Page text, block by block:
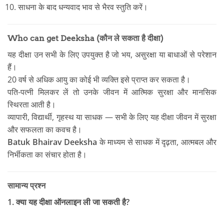
साधना के बाद धन्यवाद भाव से भैरव स्तुति करें।
Who can get Deeksha (कौन ले सकता है दीक्षा)
यह दीक्षा उन सभी के लिए उपयुक्त है जो भय, असुरक्षा या बाधाओं से परेशान
हैं।
20 वर्ष से अधिक आयु का कोई भी व्यक्ति इसे प्राप्त कर सकता है।
पति-पत्नी मिलकर लें तो उनके जीवन में आत्मिक सुरक्षा और मानसिक
स्थिरता आती है।
व्यापारी, विद्यार्थी, गृहस्थ या साधक — सभी के लिए यह दीक्षा जीवन में सुरक्षा
और सफलता का कवच है।
Batuk Bhairav Deeksha के माध्यम से साधक में दृढ़ता, आत्मबल और
निर्भीकता का संचार होता है।
सामान्य प्रश्न
1. क्या यह दीक्षा ऑनलाइन ली जा सकती है?